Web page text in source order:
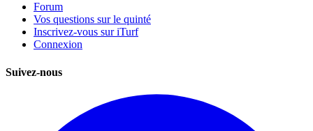
Forum
Vos questions sur le quinté
Inscrivez-vous sur iTurf
Connexion
Suivez-nous